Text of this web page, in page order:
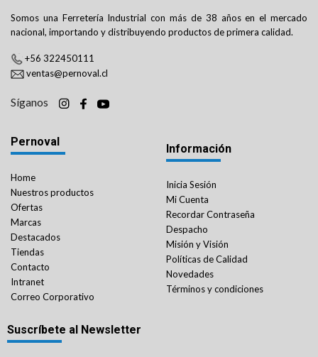
Somos una Ferretería Industrial con más de 38 años en el mercado
nacional, importando y distribuyendo productos de primera calidad.
+56 322450111
ventas@pernoval.cl
Síganos
Pernoval
Home
Nuestros productos
Ofertas
Marcas
Destacados
Tiendas
Contacto
Intranet
Correo Corporativo
Información
Inicia Sesión
Mi Cuenta
Recordar Contraseña
Despacho
Misión y Visión
Políticas de Calidad
Novedades
Términos y condiciones
Suscríbete al Newsletter